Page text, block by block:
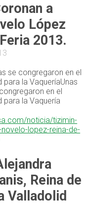
a
López
2013.
se congregaron en el
para la VaqueríaUnas
en el
para la Vaquería
noticia/tizimin-
lopez-reina-de-
Reina de
Valladolid